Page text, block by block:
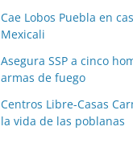
Cae Lobos Puebla en
Mexicali
Asegura SSP a cinco
armas de fuego
Centros Libre-Casas
la vida de las poblanas